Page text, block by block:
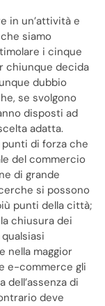
in un’attività e
siamo
i cinque
chiunque decida
dubbio
se svolgono
disposti ad
adatta.
punti di forza che
del commercio
di grande
si possono
punti della città;
chiusura dei
nella maggior
e-commerce gli
di
deve